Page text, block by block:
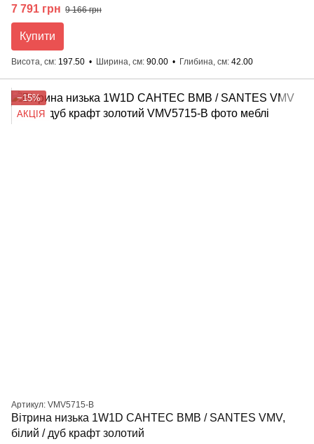
7 791 грн 9 166 грн
Купити
Висота, см 197.50 Ширина, см 90.00 Глибина, см 42.00
−15%
АКЦІЯ
Артикул: VMV5715-B
Вітрина низька 1W1D САНТЕС ВМВ / SANTES VMV,
білий / дуб крафт золотий